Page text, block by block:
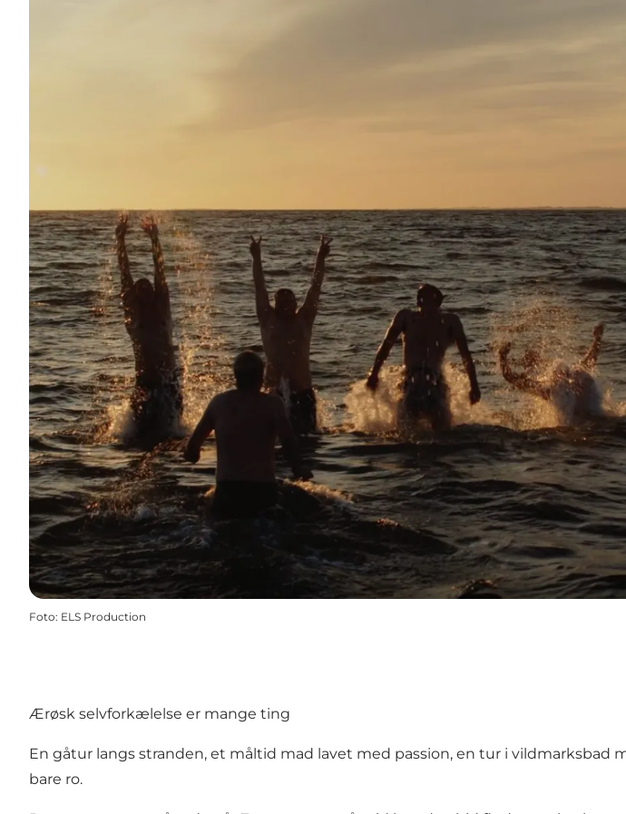
Foto: ELS Production
Ærøsk selvforkælelse er mange ting
En gåtur langs stranden, et måltid mad lavet med passion, en tur i
bare ro.